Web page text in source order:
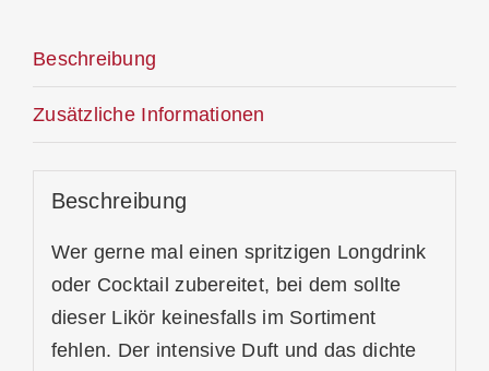
Beschreibung
Zusätzliche Informationen
Beschreibung
Wer gerne mal einen spritzigen Longdrink
oder Cocktail zubereitet, bei dem sollte
dieser Likör keinesfalls im Sortiment
fehlen. Der intensive Duft und das dichte